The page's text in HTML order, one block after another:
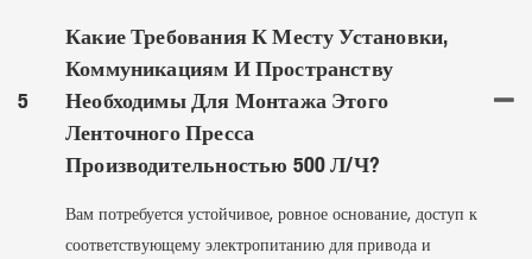
5
Какие Требования К Месту Установки,
Коммуникациям И Пространству
Необходимы Для Монтажа Этого
Ленточного Пресса
Производительностью 500 Л/ч?
Вам потребуется устойчивое, ровное основание, доступ к
соответствующему электропитанию для привода и